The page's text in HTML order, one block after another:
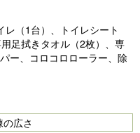
（1台）、トイレシート
足拭きタオル（2枚）、専
ー、コロコロローラー、除
の広さ